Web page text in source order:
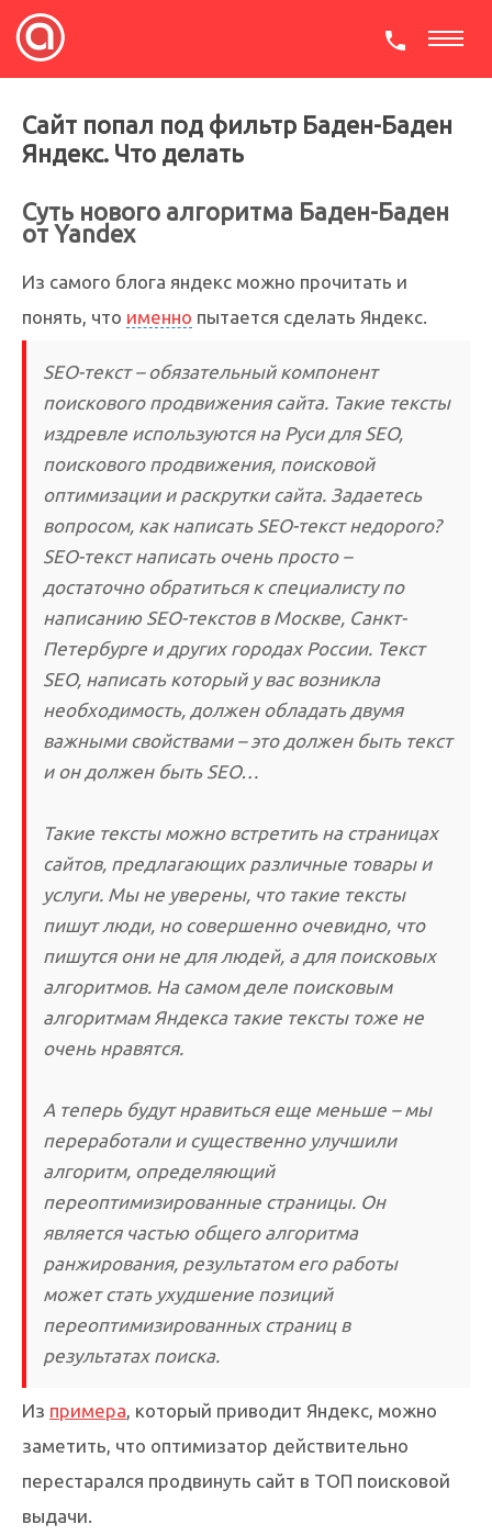
Сайт попал под фильтр Баден-Баден
Яндекс. Что делать
Суть нового алгоритма Баден-Баден
от Yandex
Из самого блога яндекс можно прочитать и
понять, что именно пытается сделать Яндекс.
SEO-текст – обязательный компонент
поискового продвижения сайта. Такие тексты
издревле используются на Руси для SEO,
поискового продвижения, поисковой
оптимизации и раскрутки сайта. Задаетесь
вопросом, как написать SEO-текст недорого?
SEO-текст написать очень просто –
достаточно обратиться к специалисту по
написанию SEO-текстов в Москве, Санкт-
Петербурге и других городах России. Текст
SEO, написать который у вас возникла
необходимость, должен обладать двумя
важными свойствами – это должен быть текст
и он должен быть SEO…
Такие тексты можно встретить на страницах
сайтов, предлагающих различные товары и
услуги. Мы не уверены, что такие тексты
пишут люди, но совершенно очевидно, что
пишутся они не для людей, а для поисковых
алгоритмов. На самом деле поисковым
алгоритмам Яндекса такие тексты тоже не
очень нравятся.
А теперь будут нравиться еще меньше – мы
переработали и существенно улучшили
алгоритм, определяющий
переоптимизированные страницы. Он
является частью общего алгоритма
ранжирования, результатом его работы
может стать ухудшение позиций
переоптимизированных страниц в
результатах поиска.
Из примера, который приводит Яндекс, можно
заметить, что оптимизатор действительно
перестарался продвинуть сайт в ТОП поисковой
выдачи.